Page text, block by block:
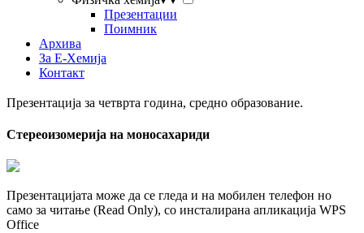
Презентации
Поимник
Архива
За Е-Хемија
Контакт
Презентација за четврта година, средно образование.
Стереоизомерија на моносахариди
Презентацијата може да се гледа и на мобилен телефон но
само за читање (Read Only), со инсталирана апликација WPS
Office